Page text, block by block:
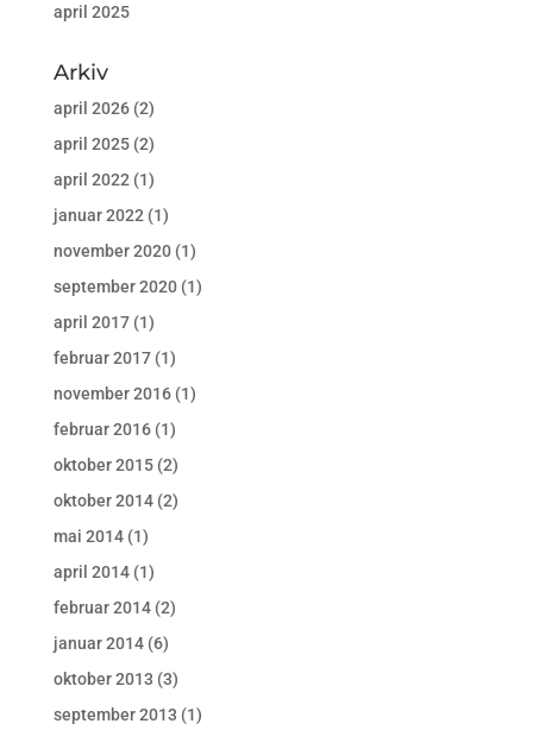
april 2025
Arkiv
april 2026(2)
april 2025(2)
april 2022 (1)
januar 2022 (1)
november 2020(1)
september 2020(1)
april 2017(1)
februar 2017(1)
november 2016(1)
februar 2016(1)
oktober 2015(2)
oktober 2014(2)
mai 2014(1)
april 2014(1)
februar 2014(2)
januar 2014(6)
oktober 2013 (3)
september 2013 (1)